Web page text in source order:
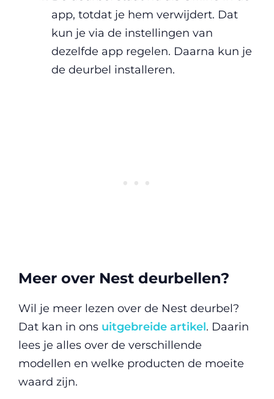
app, totdat je hem verwijdert. Dat
kun je via de instellingen van
dezelfde app regelen. Daarna kun je
de deurbel installeren.
Meer over Nest deurbellen?
Wil je meer lezen over de Nest deurbel?
Dat kan in ons uitgebreide artikel. Daarin
lees je alles over de verschillende
modellen en welke producten de moeite
waard zijn.